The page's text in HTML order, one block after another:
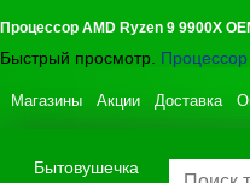
Процессор AMD Ryzen 9 9900X
Быстрый просмотр.
Магазины Акции Доставка
Бытовушечка